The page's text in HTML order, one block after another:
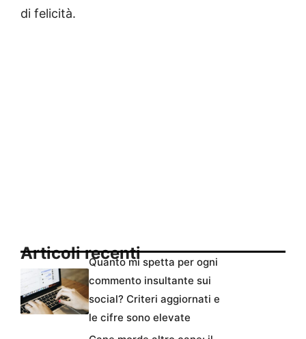
di felicità.
Articoli recentiQuanto mi spetta per ogni
commento insultante sui
social? Criteri aggiornati e
le cifre sono elevate